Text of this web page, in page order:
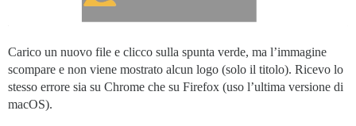
Carico un nuovo file e clicco sulla spunta verde, ma l’immagine
scompare e non viene mostrato alcun logo (solo il titolo). Ricevo lo
stesso errore sia su Chrome che su Firefox (uso l’ultima versione di
macOS).